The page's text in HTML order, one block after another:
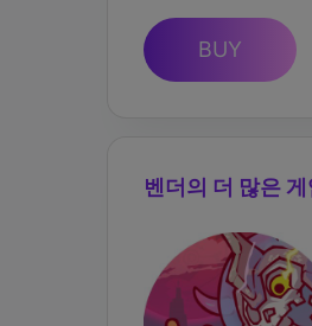
BUY
벤더의 더 많은 게